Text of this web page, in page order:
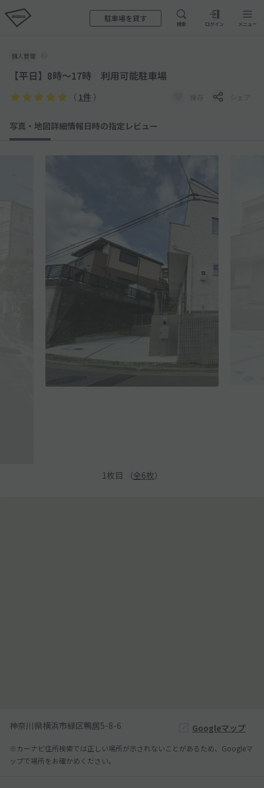
駐車場を貸す
検索 ログイン メニュー
個人管理
【平日】8時〜17時 利用可能駐車場
（ 1件 ） 保存 シェア
写真・地図詳細情報日時の指定 レビュー
1 枚目 （全6枚）
神奈川県横浜市緑区鴨居5-8-6 Googleマップ
※カーナビ住所検索では正しい場所が示されないことがあるため、Googleマ
ップで場所をお確かめください。